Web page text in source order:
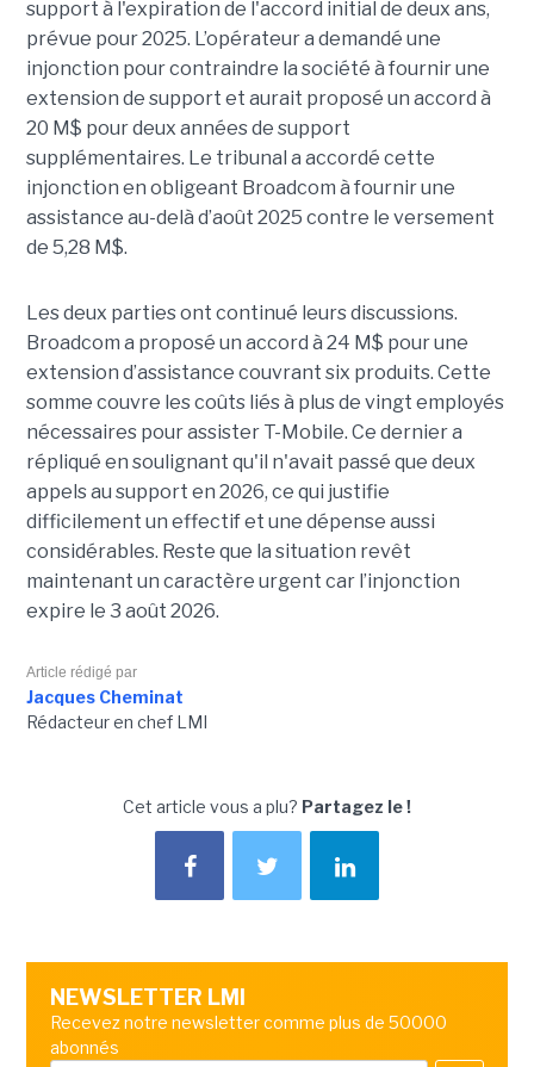
support à l'expiration de l'accord initial de deux ans,
prévue pour 2025. L’opérateur a demandé une
injonction pour contraindre la société à fournir une
extension de support et aurait proposé un accord à
20 M$ pour deux années de support
supplémentaires. Le tribunal a accordé cette
injonction en obligeant Broadcom à fournir une
assistance au-delà d’août 2025 contre le versement
de 5,28 M$.
Les deux parties ont continué leurs discussions.
Broadcom a proposé un accord à 24 M$ pour une
extension d’assistance couvrant six produits. Cette
somme couvre les coûts liés à plus de vingt employés
nécessaires pour assister T-Mobile. Ce dernier a
répliqué en soulignant qu'il n'avait passé que deux
appels au support en 2026, ce qui justifie
difficilement un effectif et une dépense aussi
considérables. Reste que la situation revêt
maintenant un caractère urgent car l’injonction
expire le 3 août 2026.
Article rédigé par
Jacques Cheminat
Rédacteur en chef LMI
Cet article vous a plu? Partagez le !
NEWSLETTER LMI
Recevez notre newsletter comme plus de 50000
abonnés